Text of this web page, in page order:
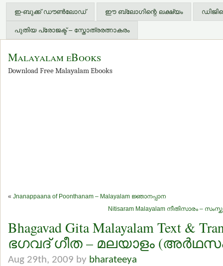
ഇ-ബുക്ക് ഡൗണ്‍ലോഡ് ഈ ബ്ലോഗിന്റെ ലക്ഷ്യം
പുതിയ പ്രോജക്ട് – സ്തോത്രരത്നാകരം
Malayalam eBooks
Download Free Malayalam Ebooks
« Jnanappaana of Poonthanam – Malayalam ജ്ഞാനപ്പാന
Nitisaram Malayalam നീതിസാരം
Bhagavad Gita Malayalam Text &
ഭഗവദ് ഗീത – മലയാളം
Aug 29th, 2009 by bharateeya